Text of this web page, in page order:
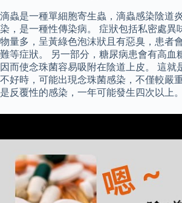
滴蟲是一種單細胞寄生蟲，滴蟲感染陰道
染，是一種性傳染病。 症狀包括私密處異
物量多，呈黃綠色泡沫狀且有惡臭，患者
難等症狀。 另一部分，糖尿病患會有高血
因而使念珠菌容易吸附在陰道上皮。 這就
不好時，可能出現念珠菌感染，不僅較嚴
是反覆性的感染，一年可能發生四次以上。